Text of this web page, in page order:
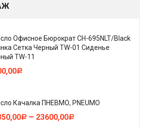
Офисное Бюрократ CH-695NLT/Black
Сетка Черный TW-01 Сиденье
TW-11
Р
Качалка ПНЕВМО, PNEUMO
Р – 23600,00Р